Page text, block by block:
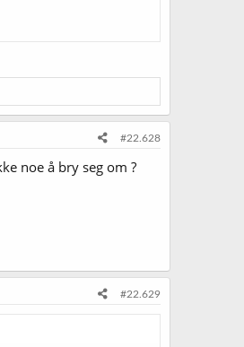
#22.628
noe å bry seg om ?
#22.629